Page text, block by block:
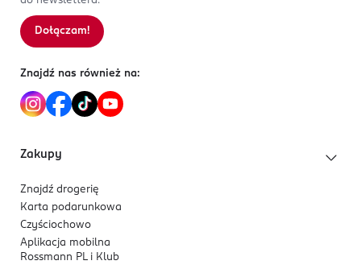
Dołączam!
Znajdź nas również na:
Zakupy
Znajdź drogerię
Karta podarunkowa
Czyściochowo
Aplikacja mobilna
Rossmann PL i Klub